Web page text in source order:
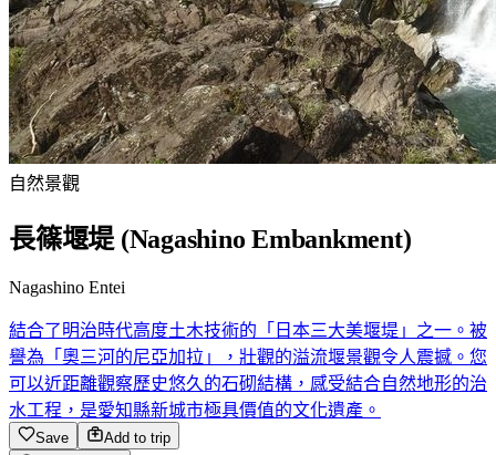
自然景觀
長篠堰堤 (Nagashino Embankment)
Nagashino Entei
結合了明治時代高度土木技術的「日本三大美堰堤」之一。被
譽為「奧三河的尼亞加拉」，壯觀的溢流堰景觀令人震撼。您
可以近距離觀察歷史悠久的石砌結構，感受結合自然地形的治
水工程，是愛知縣新城市極具價值的文化遺產。
Save
Add to trip